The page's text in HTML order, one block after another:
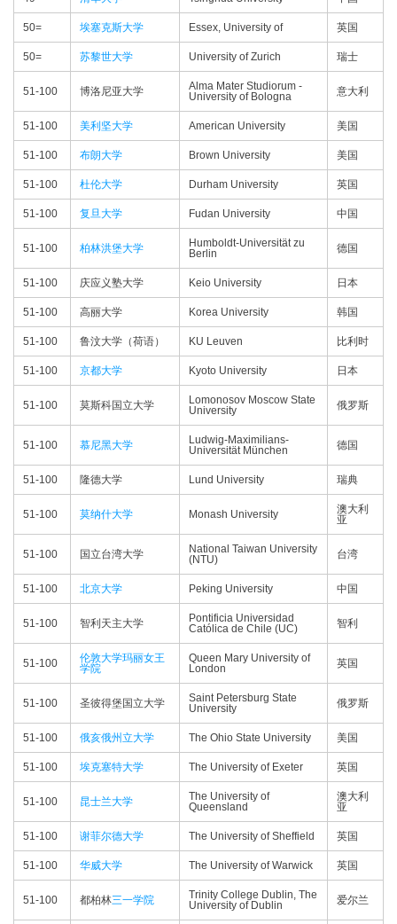
50= 埃塞克斯大学 Essex, University of 英国
50= 苏黎世大学 University of Zurich 瑞士
51-100 博洛尼亚大学
Alma Mater Studiorum -
University of Bologna
意大利
51-100 美利坚大学 American University 美国
51-100 布朗大学 Brown University 美国
51-100 杜伦大学 Durham University 英国
51-100 复旦大学 Fudan University 中国
51-100 柏林洪堡大学
Humboldt-Universität zu
Berlin
德国
51-100 庆应义塾大学 Keio University 日本
51-100 高丽大学 Korea University 韩国
51-100 鲁汶大学（荷语） KU Leuven 比利时
51-100 京都大学 Kyoto University 日本
51-100 莫斯科国立大学
Lomonosov Moscow State
University
俄罗斯
51-100 慕尼黑大学
Ludwig-Maximilians-
Universität München
德国
51-100 隆德大学 Lund University 瑞典
51-100 莫纳什大学 Monash University
澳大利
亚
51-100 国立台湾大学
National Taiwan University
(NTU)
台湾
51-100 北京大学 Peking University 中国
51-100 智利天主大学
Pontificia Universidad
Católica de Chile (UC)
智利
51-100
伦敦大学玛丽女王
学院
Queen Mary University of
London
英国
51-100 圣彼得堡国立大学
Saint Petersburg State
University
俄罗斯
51-100 俄亥俄州立大学 The Ohio State University 美国
51-100 埃克塞特大学 The University of Exeter 英国
51-100 昆士兰大学
The University of
Queensland
澳大利
亚
51-100 谢菲尔德大学 The University of Sheffield 英国
51-100 华威大学 The University of Warwick 英国
51-100 都柏林三一学院
Trinity College Dublin, The
University of Dublin
爱尔兰